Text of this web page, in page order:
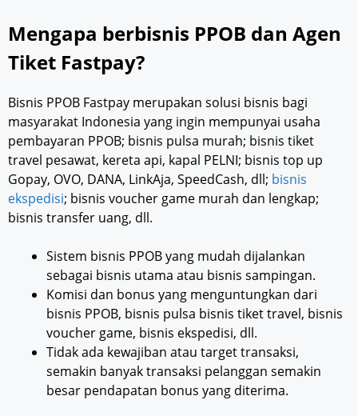
Mengapa berbisnis PPOB dan Agen
Tiket Fastpay?
Bisnis PPOB Fastpay merupakan solusi bisnis bagi
masyarakat Indonesia yang ingin mempunyai usaha
pembayaran PPOB; bisnis pulsa murah; bisnis tiket
travel pesawat, kereta api, kapal PELNI; bisnis top up
Gopay, OVO, DANA, LinkAja, SpeedCash, dll; bisnis
ekspedisi; bisnis voucher game murah dan lengkap;
bisnis transfer uang, dll.
Sistem bisnis PPOB yang mudah dijalankan
sebagai bisnis utama atau bisnis sampingan.
Komisi dan bonus yang menguntungkan dari
bisnis PPOB, bisnis pulsa bisnis tiket travel, bisnis
voucher game, bisnis ekspedisi, dll.
Tidak ada kewajiban atau target transaksi,
semakin banyak transaksi pelanggan semakin
besar pendapatan bonus yang diterima.